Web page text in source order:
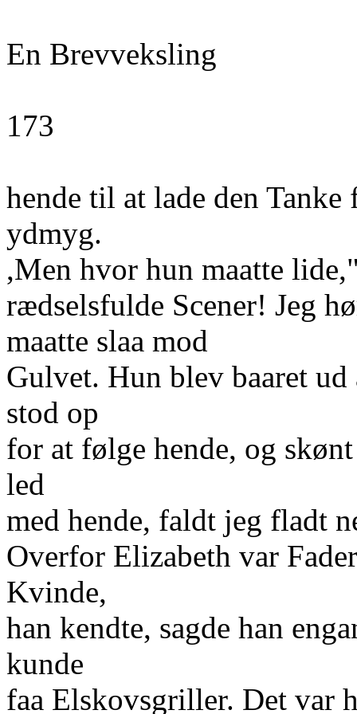
En Brevveksling
173
hende til at lade den
ydmyg.
,Men hvor hun maatte
rædselsfulde Scener! Jeg
maatte slaa mod
Gulvet. Hun blev baaret
stod op
for at følge hende, og
led
med hende, faldt jeg fladt
Overfor Elizabeth var
Kvinde,
han kendte, sagde han
kunde
faa Elskovsgriller. Det var